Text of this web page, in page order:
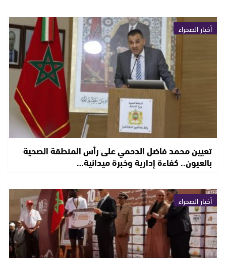
أخبار الصحراء
تعيين محمد فاضل الدحمي على رأس المنطقة الصحية
بالعيون.. كفاءة إدارية وخبرة ميدانية…
أخبار الصحراء